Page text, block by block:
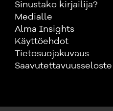
Sinustako kirjailija?
Medialle
Alma Insights
Käyttöehdot
Tietosuojakuvaus
Saavutettavuusseloste